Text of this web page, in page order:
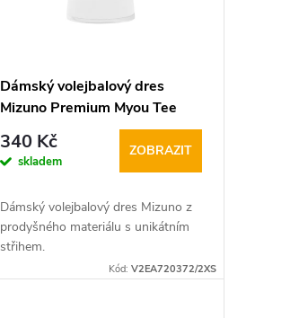
Dámský volejbalový dres
Mizuno Premium Myou Tee
bílo sv.modrý
340 Kč
skladem
ZOBRAZIT
Dámský volejbalový dres Mizuno z
prodyšného materiálu s unikátním
střihem.
Kód: V2EA720372/2XS